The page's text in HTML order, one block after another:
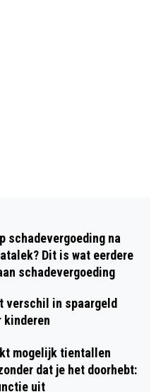
schadevergoeding na
Dit is wat eerdere
schadevergoeding
verschil in spaargeld
kinderen
mogelijk tientallen
dat je het doorhebt:
uit